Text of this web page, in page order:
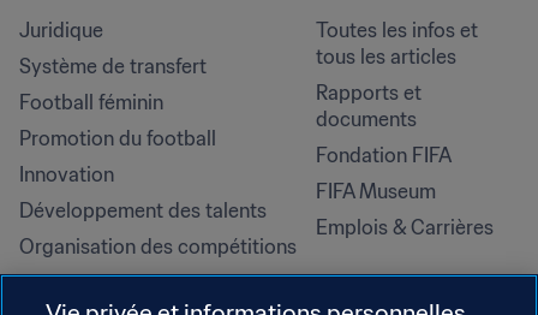
Juridique
Système de transfert
Football féminin
Promotion du football
Innovation
Développement des talents
Organisation des compétitions
Développement durable
Toutes les infos et
tous les articles
Rapports et
documents
Fondation FIFA
FIFA Museum
Emplois & Carrières